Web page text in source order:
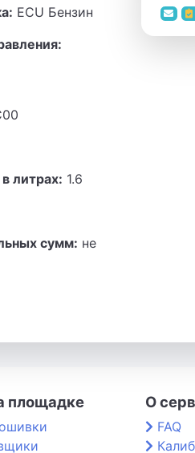
ECU Бензин
литрах: 1.6
сумм: не
площадке О
FAQ